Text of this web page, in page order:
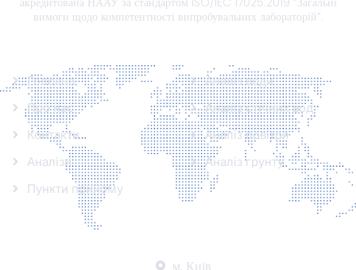
вимоги щодо компетентності випробувальних лабораторій”.
Головна
Про нас
Контакти
Аналізи
Пункти прийому
Аналіз води
Аналіз стічних вод
Аналіз повітря
Аналіз грунту
м. Київ